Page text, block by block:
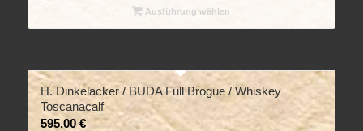
Ausführung wählen
H. Dinkelacker / BUDA Full Brogue / Whiskey
Toscanacalf
595,00 €